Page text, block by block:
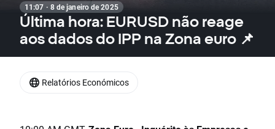
11:07 · 8 de janeiro de 2025
Última hora: EURUSD não reage
aos dados do IPP na Zona euro 📌
Relatórios Económicos